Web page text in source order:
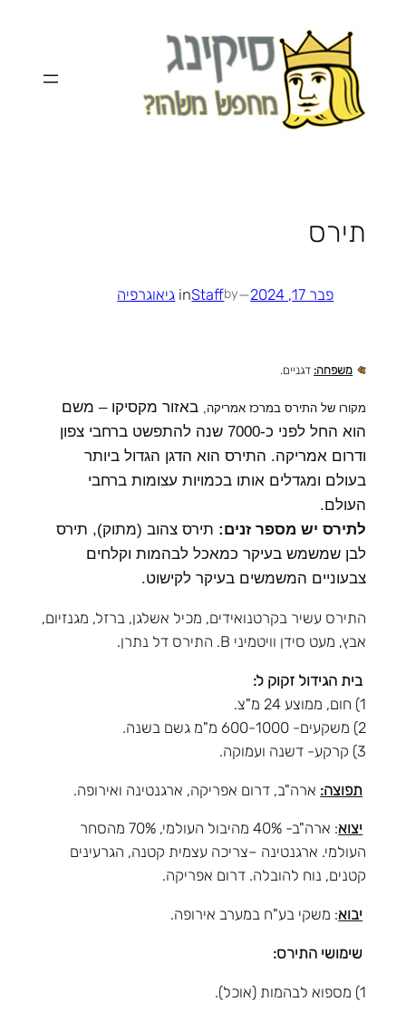
תירס
פבר 17, 2024 —
by
Staff
in גיאוגרפיה
משפחה: דגניים.
מקורו של התירס במרכז אמריקה, באזור מקסיקו – משם
הוא החל לפני כ-7000 שנה להתפשט ברחבי צפון
ודרום אמריקה. התירס הוא הדגן הגדול ביותר
בעולם ומגדלים אותו בכמויות עצומות ברחבי
העולם.
לתירס יש מספר זנים: תירס צהוב (מתוק), תירס
לבן שמשמש בעיקר כמאכל לבהמות וקלחים
צבעוניים המשמשים בעיקר לקישוט.
התירס עשיר בקרטנואידים, מכיל אשלגן, ברזל, מגנזיום,
אבץ, מעט סידן וויטמיני B. התירס דל נתרן.
בית הגידול זקוק ל:
1) חום, ממוצע 24 מ"צ.
2) משקעים- 600-1000 מ"מ גשם בשנה.
3) קרקע- דשנה ועמוקה.
תפוצה: ארה"ב, דרום אפריקה, ארגנטינה ואירופה.
יצוא
: ארה"ב- 40% מהיבול העולמי, 70% מהסחר
העולמי. ארגנטינה –צריכה עצמית קטנה, הגרעינים
קטנים, נוח להובלה. דרום אפריקה.
יבוא: משקי בע"ח במערב אירופה.
שימושי התירס:
1) מספוא לבהמות (אוכל).